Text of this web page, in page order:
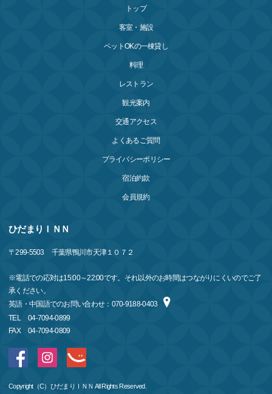
トップ
客室・施設
ペットOKの一棟貸し
料理
レストラン
観光案内
交通アクセス
よくあるご質問
プライバシーポリシー
宿泊約款
会員規約
ひだまりＩＮＮ
〒299-5503 千葉県鴨川市天津１０７２
※電話での応対は15:00～22:00です。それ以外のお時間はつながりにくいのでご了
承ください。
英語・中国語でのお問い合わせ：070-9188-0403
TEL
04-7094-0899
FAX
04-7094-0809
Copyright（C）ひだまりＩＮＮ All Rights Reserved.